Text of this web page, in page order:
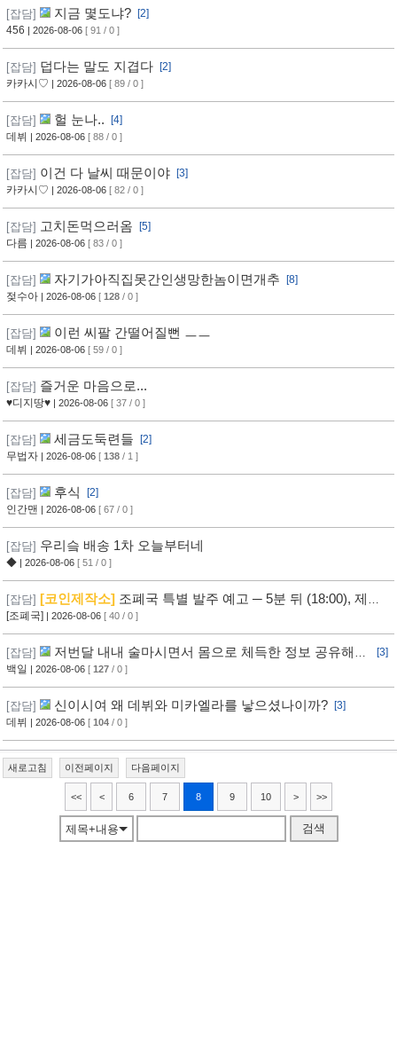
[잡담] 지금 몇도냐?
[2]
456 | 2026-08-06 [ 91 / 0 ]
[잡담] 덥다는 말도 지겹다
[2]
카카시♡ | 2026-08-06 [ 89 / 0 ]
[잡담] 헐 눈나..
[4]
데뷔 | 2026-08-06 [ 88 / 0 ]
[잡담] 이건 다 날씨 때문이야
[3]
카카시♡ | 2026-08-06 [ 82 / 0 ]
[잡담] 고치돈먹으러옴
[5]
다름 | 2026-08-06 [ 83 / 0 ]
[잡담] 자기가아직집못간인생망한놈이면개추
[8]
젖수아 | 2026-08-06 [ 128 / 0 ]
[잡담] 이런 씨팔 간떨어질뻔 ㅡㅡ
데뷔 | 2026-08-06 [ 59 / 0 ]
[잡담] 즐거운 마음으로...
♥디지땅♥ | 2026-08-06 [ 37 / 0 ]
[잡담] 세금도둑련들
[2]
무법자 | 2026-08-06 [ 138 / 1 ]
[잡담] 후식
[2]
인간맨 | 2026-08-06 [ 67 / 0 ]
[잡담] 우리슼 배송 1차 오늘부터네
◆ | 2026-08-06 [ 51 / 0 ]
[잡담] [코인제작소] 조폐국 특별 발주 예고 ─ 5분 뒤 (18:00), 제작
자 여러분의 힘이 필요합니다! ─ [참여하기]
[조폐국] | 2026-08-06 [ 40 / 0 ]
[잡담]
저번달 내내 술마시면서 몸으로 체득한 정보 공유해봅
니다
[3]
백일 | 2026-08-06 [ 127 / 0 ]
[잡담] 신이시여 왜 데뷔와 미카엘라를 낳으셨나이까?
[3]
데뷔 | 2026-08-06 [ 104 / 0 ]
새로고침 이전페이지 다음페이지
<< < 6 7 8 9 10 > >>
제목+내용 검색